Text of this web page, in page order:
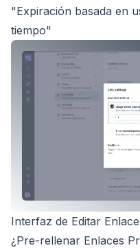
"Expiración basada en
tiempo"
Interfaz de Editar
¿Pre-rellenar Enlaces